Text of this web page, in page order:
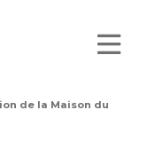
de la Maison du